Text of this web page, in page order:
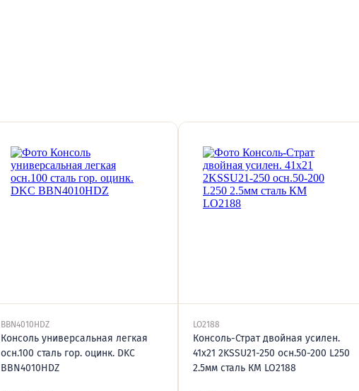
BBN4010HDZ
Консоль универсальная легкая
осн.100 сталь гор. оцинк. DKC
BBN4010HDZ
LO2188
Консоль-Страт двойная усилен.
41х21 2KSSU21-250 осн.50-200 L250
2.5мм сталь КМ LO2188